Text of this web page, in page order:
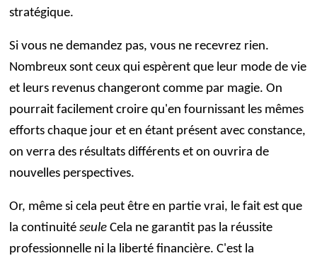
stratégique.
Si vous ne demandez pas, vous ne recevrez rien.
Nombreux sont ceux qui espèrent que leur mode de vie
et leurs revenus changeront comme par magie. On
pourrait facilement croire qu'en fournissant les mêmes
efforts chaque jour et en étant présent avec constance,
on verra des résultats différents et on ouvrira de
nouvelles perspectives.
Or, même si cela peut être en partie vrai, le fait est que
la continuité seuleCela ne garantit pas la réussite
professionnelle ni la liberté financière. C'est la